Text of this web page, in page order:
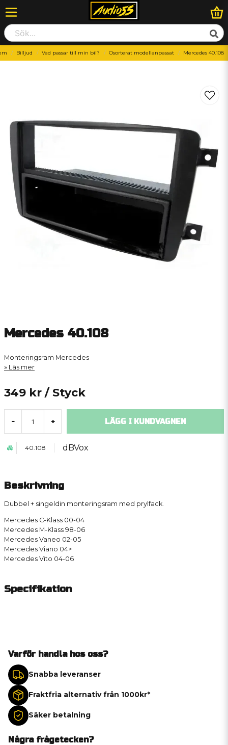
Billjud Vad passar till min bil? Osorterat modellanpassat Mercedes 40.108
Mercedes 40.108
Monteringsram Mercedes
Läs mer
349 kr / Styck
- + LÄGG I KUNDVAGNEN
40.108 dBVox
Beskrivning
Dubbel + singeldin monteringsram med prylfack.
Mercedes C-Klass 00-04
Mercedes M-Klass 98-06
Mercedes Vaneo 02-05
Mercedes Viano 04>
Mercedes Vito 04-06
Specifikation
Varför handla hos oss?
Snabba leveranser
Fraktfria alternativ från 1000kr*
Säker betalning
Några frågetecken?